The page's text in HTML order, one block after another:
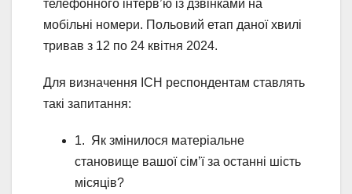
телефонного інтерв’ю із дзвінками на
мобільні номери. Польовий етап даної хвилі
тривав з 12 по 24 квітня 2024.
Для визначення ІСН респондентам ставлять
такі запитання:
1. Як змінилося матеріальне
становище вашої сім’ї за останні шість
місяців?